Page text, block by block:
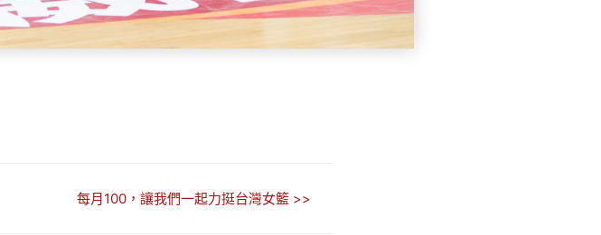
每月100，讓我們一起力挺台灣女籃 >>